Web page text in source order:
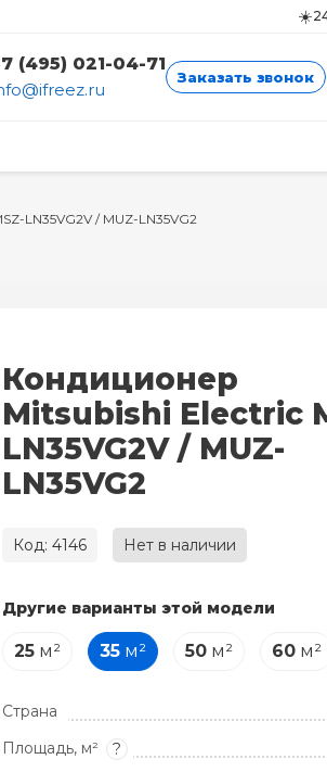
☀️
(495) 021-04-71
Заказать звонок
LN35VG2V / MUZ-LN35VG2
Кондиционер
Mitsubishi Electric
LN35VG2V / MUZ-
LN35VG2
Код: 4146 Нет в наличии
Другие варианты этой модели
25м² 35м² 50м² 60м²
Страна
Площадь, м²
?